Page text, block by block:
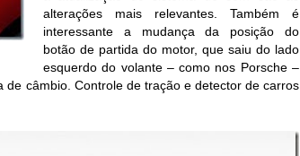
alterações mais relevantes. Também é
interessante a mudança da posição do
botão de partida do motor, que saiu do lado
esquerdo do volante – como nos Porsche –
de câmbio. Controle de tração e detector de carros